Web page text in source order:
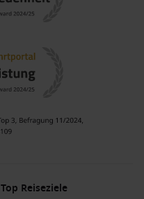
Top Reiseziele